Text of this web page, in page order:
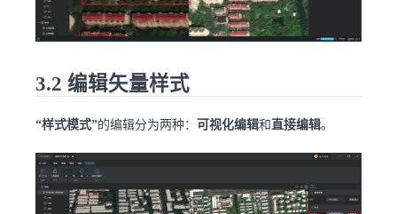
3.2 编辑矢量样式
“样式模式”的编辑分为两种： 可视化编辑和直接编辑。